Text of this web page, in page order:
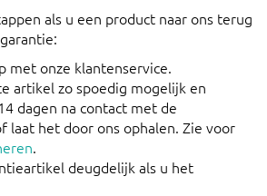
als u een product naar ons terug
met onze klantenservice.
artikel zo spoedig mogelijk en
dagen na contact met de
laat het door ons ophalen. Zie voor
.
deugdelijk als u het